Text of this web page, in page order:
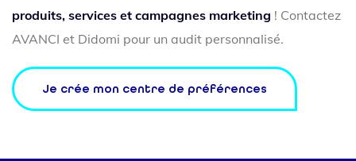
produits, services et campagnes marketing ! Contactez
AVANCI et Didomi pour un audit personnalisé.
Je crée mon centre de préférences